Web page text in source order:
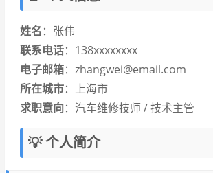
姓名：张伟
联系电话：138xxxxxxxx
电子邮箱：zhangwei@email.com
所在城市：上海市
求职意向：汽车维修技师 / 技术主管
💡 个人简介